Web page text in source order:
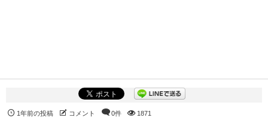
1年前の投稿 コメント 0件 1871